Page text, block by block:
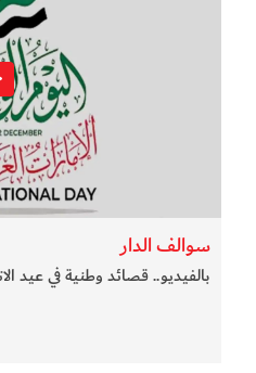
سوالف الدار
بالفيديو.. قصائد وطنية في عيد